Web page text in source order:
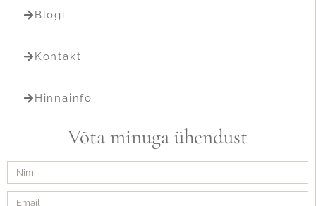
Blogi
Kontakt
Hinnainfo
Võta minuga ühendust